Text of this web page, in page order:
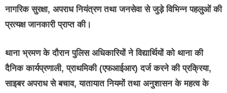
नागरिक सुरक्षा, अपराध नियंत्रण तथा जनसेवा से जुड़े विभिन्न पहलुओं की
प्रत्यक्ष जानकारी प्राप्त की।
थाना भ्रमण के दौरान पुलिस अधिकारियों ने विद्यार्थियों को थाना की
दैनिक कार्यप्रणाली, प्राथमिकी (एफआईआर) दर्ज करने की प्रक्रिया,
साइबर अपराध से बचाव, यातायात नियमों तथा अनुशासन के महत्व के